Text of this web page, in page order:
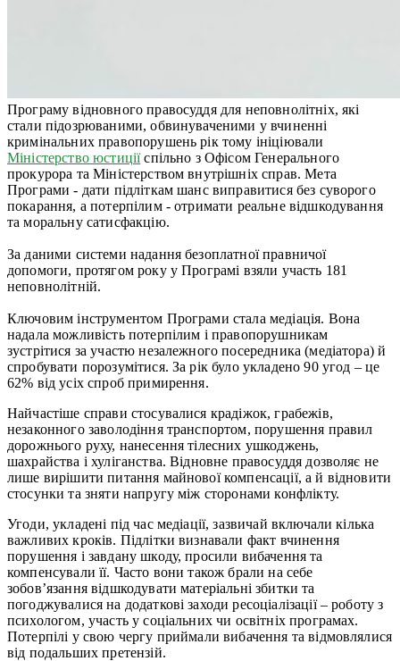
Програму відновного правосуддя для неповнолітніх, які
стали підозрюваними, обвинуваченими у вчиненні
кримінальних правопорушень рік тому ініціювали
Міністерство юстиціїспільно з Офісом Генерального
прокурора та Міністерством внутрішніх справ. Мета
Програми - дати підліткам шанс виправитися без суворого
покарання, а потерпілим - отримати реальне відшкодування
та моральну сатисфакцію.
За даними системи надання безоплатної правничої
допомоги, протягом року у Програмі взяли участь 181
неповнолітній.
Ключовим інструментом Програми стала медіація. Вона
надала можливість потерпілим і правопорушникам
зустрітися за участю незалежного посередника (медіатора) й
спробувати порозумітися. За рік було укладено 90 угод – це
62% від усіх спроб примирення.
Найчастіше справи стосувалися крадіжок, грабежів,
незаконного заволодіння транспортом, порушення правил
дорожнього руху, нанесення тілесних ушкоджень,
шахрайства і хуліганства. Відновне правосуддя дозволяє не
лише вирішити питання майнової компенсації, а й відновити
стосунки та зняти напругу між сторонами конфлікту.
Угоди, укладені під час медіації, зазвичай включали кілька
важливих кроків. Підлітки визнавали факт вчинення
порушення і завдану шкоду, просили вибачення та
компенсували її. Часто вони також брали на себе
зобов’язання відшкодувати матеріальні збитки та
погоджувалися на додаткові заходи ресоціалізації – роботу з
психологом, участь у соціальних чи освітніх програмах.
Потерпілі у свою чергу приймали вибачення та відмовлялися
від подальших претензій.